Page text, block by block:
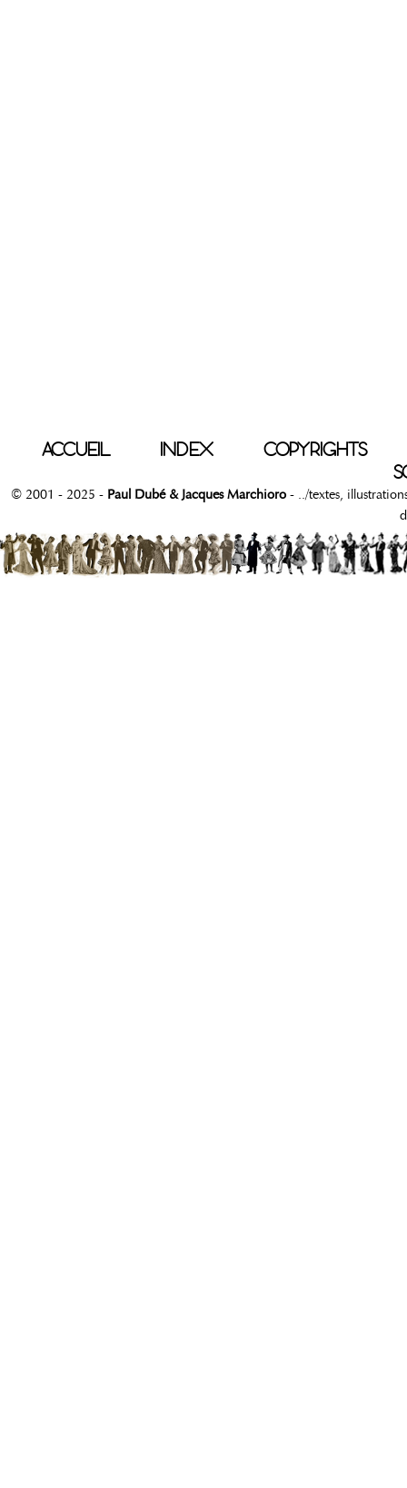
ACCUEIL INDEX
COPYRIGHTS
© 2001 - 2025 - Paul Dubé & Jacques Marchioro - ../textes,